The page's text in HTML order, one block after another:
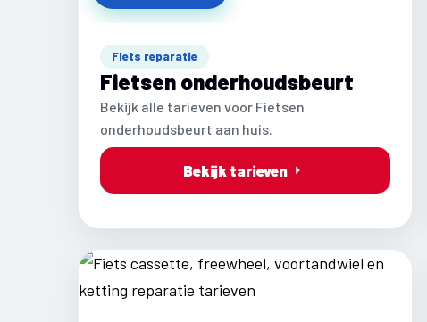
Fiets reparatie
Fietsen onderhoudsbeurt
Bekijk alle tarieven voor Fietsen
onderhoudsbeurt aan huis.
Bekijk tarieven